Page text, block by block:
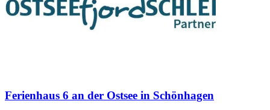
Ferienhaus 6 an der Ostsee in Schönhagen